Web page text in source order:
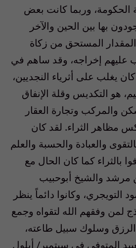
الحكومة، وربما كانت بعض
بها بين الحين والآخر
المستحق من زكاة
عليهم إخراجه، وقد ساهم في
يغلب على أثرياء النجديين،
هو التكديس وقلة الإنفاق
والمركب وتجارة العقار
مظاهر الثراء. لقد كان
والعبادة والحسبة والعلم
بالثراء كما كان الحال مع
مرشد والشيخ أبوحبيب
التويجري، وكانوا دائماً ينظر
لمن وفقهم الله لتقواه وجمع
وسلوك سبيل طاعته،
المتوفى في سبتمبر/ أيلول